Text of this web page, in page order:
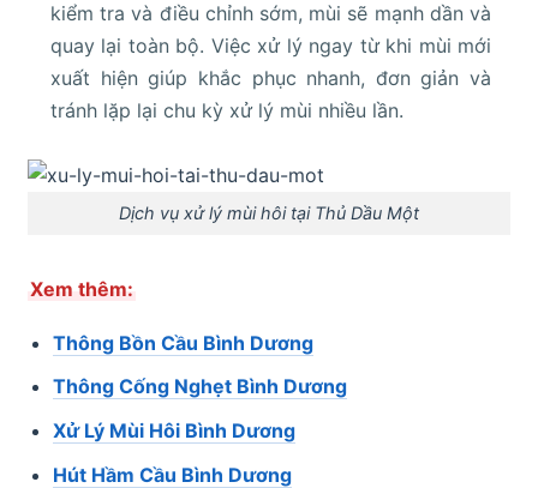
kiểm tra và điều chỉnh sớm, mùi sẽ mạnh dần và
quay lại toàn bộ. Việc xử lý ngay từ khi mùi mới
xuất hiện giúp khắc phục nhanh, đơn giản và
tránh lặp lại chu kỳ xử lý mùi nhiều lần.
Dịch vụ xử lý mùi hôi tại Thủ Dầu Một
Xem thêm:
Thông Bồn Cầu Bình Dương
Thông Cống Nghẹt Bình Dương
Xử Lý Mùi Hôi Bình Dương
Hút Hầm Cầu Bình Dương